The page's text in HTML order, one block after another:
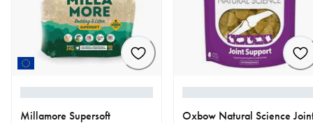
Millamore Supersoft
Oxbow Natural Science